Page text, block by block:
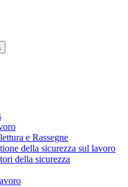
e Rassegne
della sicurezza sul lavoro
della sicurezza